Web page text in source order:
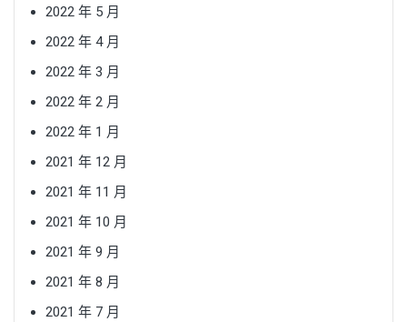
2022 年 5 月
2022 年 4 月
2022 年 3 月
2022 年 2 月
2022 年 1 月
2021 年 12 月
2021 年 11 月
2021 年 10 月
2021 年 9 月
2021 年 8 月
2021 年 7 月